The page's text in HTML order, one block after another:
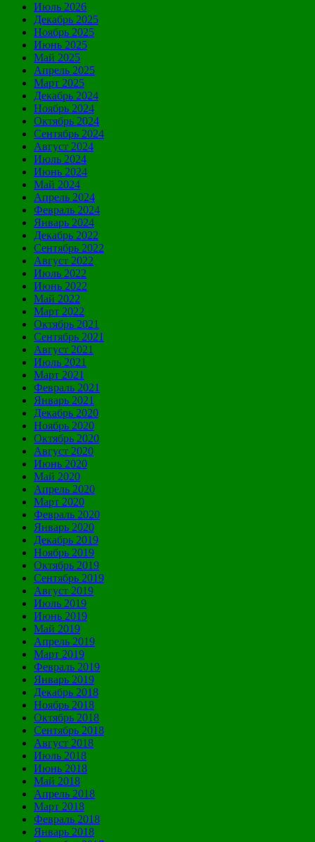
Июль 2026
Декабрь 2025
Ноябрь 2025
Июнь 2025
Май 2025
Апрель 2025
Март 2025
Декабрь 2024
Ноябрь 2024
Октябрь 2024
Сентябрь 2024
Август 2024
Июль 2024
Июнь 2024
Май 2024
Апрель 2024
Февраль 2024
Январь 2024
Декабрь 2022
Сентябрь 2022
Август 2022
Июль 2022
Июнь 2022
Май 2022
Март 2022
Октябрь 2021
Сентябрь 2021
Август 2021
Июль 2021
Март 2021
Февраль 2021
Январь 2021
Декабрь 2020
Ноябрь 2020
Октябрь 2020
Август 2020
Июнь 2020
Май 2020
Апрель 2020
Март 2020
Февраль 2020
Январь 2020
Декабрь 2019
Ноябрь 2019
Октябрь 2019
Сентябрь 2019
Август 2019
Июль 2019
Июнь 2019
Май 2019
Апрель 2019
Март 2019
Февраль 2019
Январь 2019
Декабрь 2018
Ноябрь 2018
Октябрь 2018
Сентябрь 2018
Август 2018
Июль 2018
Июнь 2018
Май 2018
Апрель 2018
Март 2018
Февраль 2018
Январь 2018